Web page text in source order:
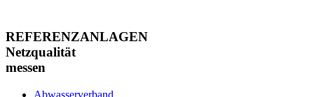
REFERENZANLAGEN
Netzqualität
messen
Abwasserverband